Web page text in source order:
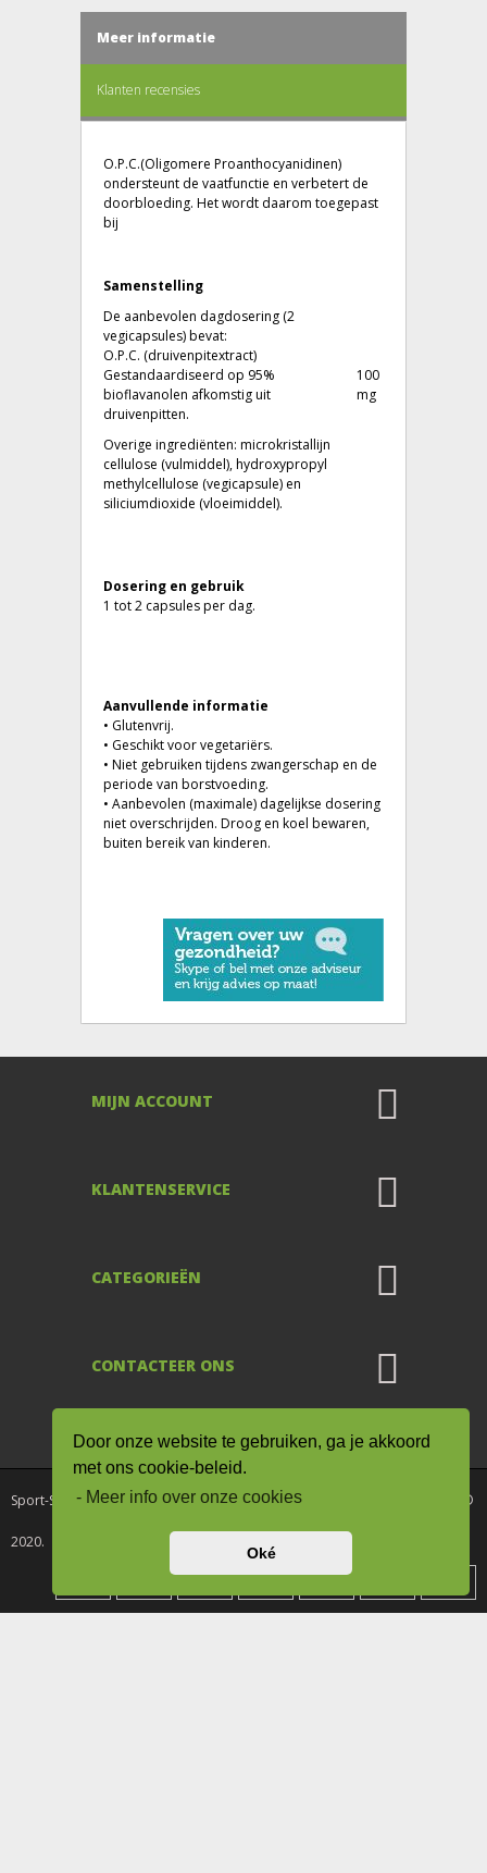
Door onze website te gebruiken, ga je akkoord
met ons cookie-beleid.
- Meer info over onze cookies
Oké
Meer informatie
Klanten recensies
O.P.C.(Oligomere Proanthocyanidinen)
ondersteunt de vaatfunctie en verbetert de
doorbloeding. Het wordt daarom toegepast
bij
Samenstelling
De aanbevolen dagdosering (2
vegicapsules) bevat:
O.P.C. (druivenpitextract)
Gestandaardiseerd op 95%
bioflavanolen afkomstig uit
druivenpitten.
100
mg
Overige ingrediënten: microkristallijn
cellulose (vulmiddel), hydroxypropyl
methylcellulose (vegicapsule) en
siliciumdioxide (vloeimiddel).
Dosering en gebruik
1 tot 2 capsules per dag.
Aanvullende informatie
• Glutenvrij.
• Geschikt voor vegetariërs.
• Niet gebruiken tijdens zwangerschap en de
periode van borstvoeding.
• Aanbevolen (maximale) dagelijkse dosering
niet overschrijden. Droog en koel bewaren,
buiten bereik van kinderen.
MIJN ACCOUNT
KLANTENSERVICE
CATEGORIEËN
CONTACTEER ONS
supplementen.nl/ bijWebwinkelKeur Reviewsis
9.0/10 gebaseerd op 8 reviews.
Sport-Supplementen.nl onderdeel van Drogisterij / Kruiderij Rode Pilaren ©
2020.